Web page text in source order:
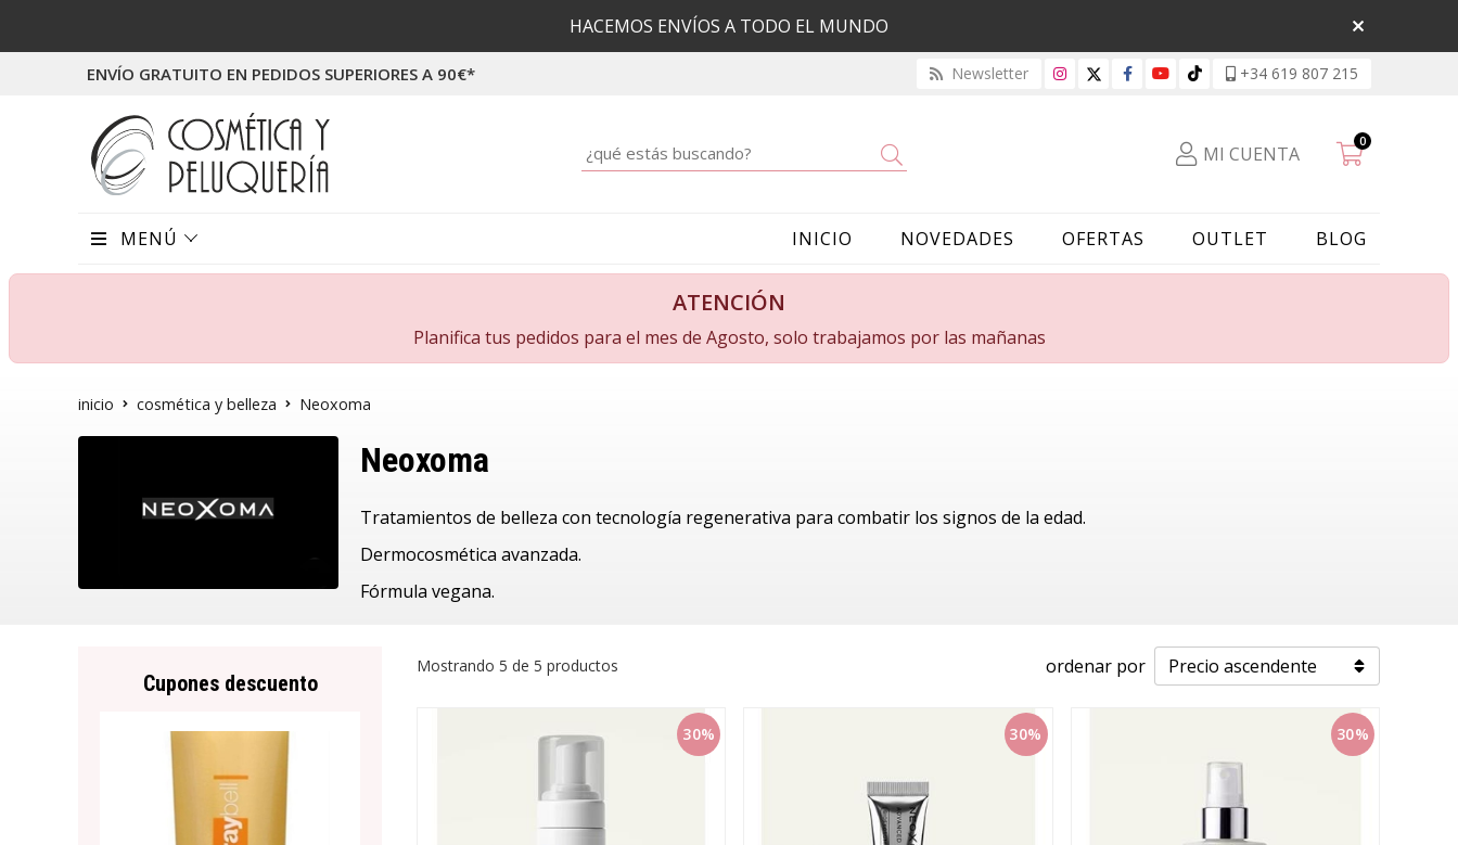
HACEMOS ENVÍOS A TODO EL MUNDO
ENVÍO GRATUITO EN PEDIDOS SUPERIORES A 90€* Newsletter +34 619 807 215
MI CUENTA
0
MENÚ INICIO NOVEDADES OFERTAS OUTLET BLOG
ATENCIÓN
Planifica tus pedidos para el mes de Agosto, solo trabajamos por las mañanas
inicio cosmética y belleza Neoxoma
Neoxoma
Tratamientos de belleza con tecnología regenerativa para combatir los signos de la edad.
Dermocosmética avanzada.
Fórmula vegana.
Mostrando 5 de 5 productos ordenar por
30% 30% 30%
Cupones descuento